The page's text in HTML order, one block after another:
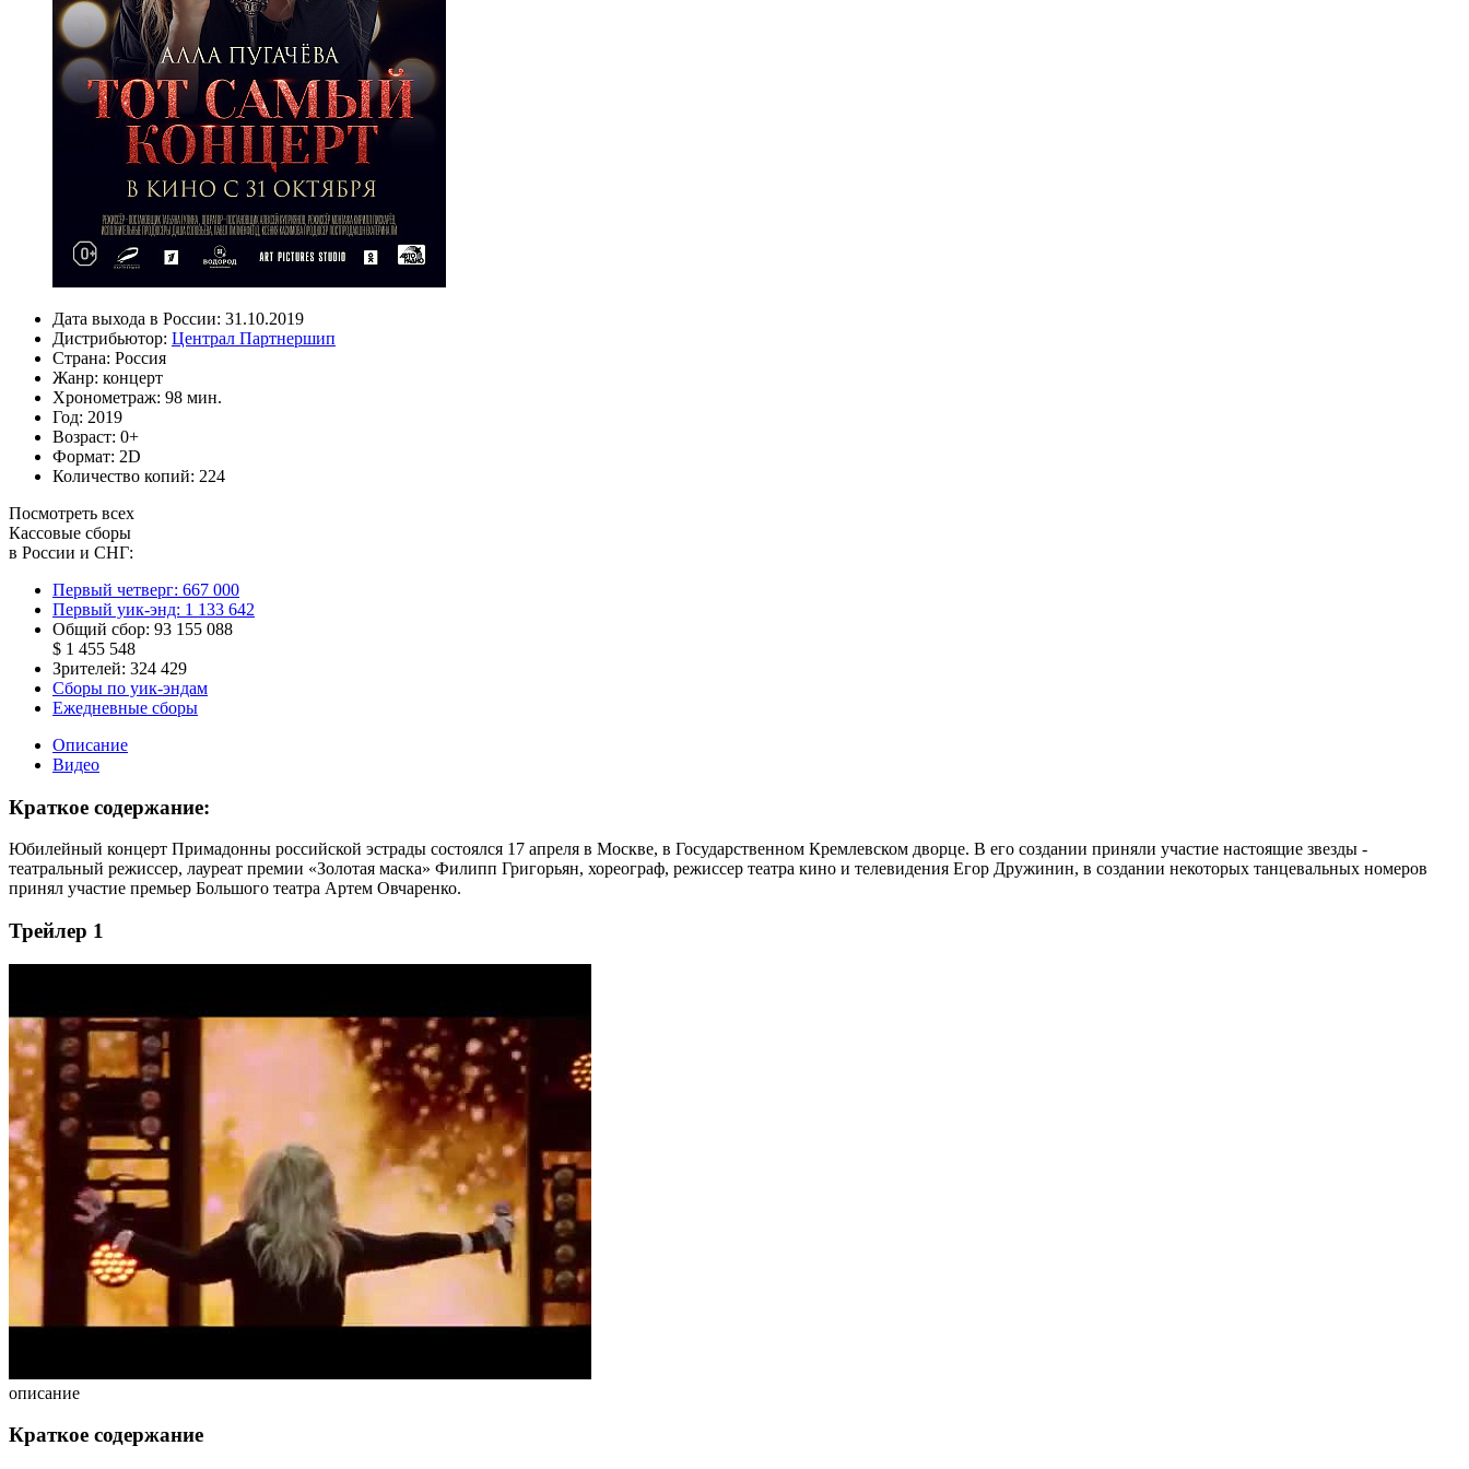
Дата выхода в России: 31.10.2019
Дистрибьютор: Централ Партнершип
Страна: Россия
Жанр: концерт
Хронометраж: 98 мин.
Год: 2019
Возраст: 0+
Формат: 2D
Количество копий: 224
Посмотреть всех
Кассовые сборы
в России и СНГ:
Первый четверг: 667 000
Первый уик-энд: 1 133 642
Общий сбор: 93 155 088
$ 1 455 548
Зрителей: 324 429
Сборы по уик-эндам
Ежедневные сборы
Описание
Видео
Краткое содержание:
Юбилейный концерт Примадонны российской эстрады состоялся 17 апреля в Москве, в Государственном Кремлевском дворце. В его создании приняли участие настоящие звезды -
театральный режиссер, лауреат премии «Золотая маска» Филипп Григорьян, хореограф, режиссер театра кино и телевидения Егор Дружинин, в создании некоторых танцевальных номеров
принял участие премьер Большого театра Артем Овчаренко.
Трейлер 1
описание
Краткое содержание